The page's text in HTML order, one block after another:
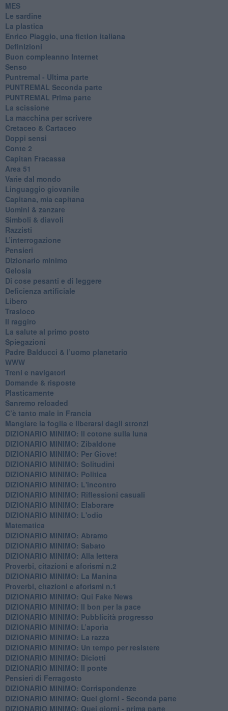
MES
Le sardine
La plastica
​Enrico Piaggio, una fiction italiana
Definizioni
​Buon compleanno Internet
Senso
Puntremal - Ultima parte
PUNTREMAL Seconda parte
​PUNTREMAL Prima parte
La scissione
La macchina per scrivere
Cretaceo & Cartaceo
Doppi sensi
​Conte 2
​Capitan Fracassa
​Area 51
Varie dal mondo
​Linguaggio giovanile
​Capitana, mia capitana
Uomini & zanzare
​Simboli & diavoli
Razzisti
​L’interrogazione
Pensieri
​Dizionario minimo
Gelosia
Di cose pesanti e di leggere
​Deficienza artificiale
Libero
Trasloco
Il raggiro
​La salute al primo posto
Spiegazioni
Padre Balducci & l’uomo planetario
WWW
​Treni e navigatori
​Domande & risposte
​Plasticamente
Sanremo reloaded
C’è tanto male in Francia
​Mangiare la foglia e liberarsi dagli stronzi
DIZIONARIO MINIMO: Il cotone sulla luna
DIZIONARIO MINIMO: Zibaldone
DIZIONARIO MINIMO: Per Giove!
DIZIONARIO MINIMO: Solitudini
DIZIONARIO MINIMO: Politica
DIZIONARIO MINIMO: L'incontro
DIZIONARIO MINIMO: Riflessioni casuali
DIZIONARIO MINIMO: Elaborare
DIZIONARIO MINIMO: L'odio
​Matematica
DIZIONARIO MINIMO: Abramo
DIZIONARIO MINIMO: Sabato
​DIZIONARIO MINIMO: Alla lettera
Proverbi, citazioni e aforismi n.2
DIZIONARIO MINIMO: La Manina
​Proverbi, citazioni e aforismi n.1
DIZIONARIO MINIMO: Qui Fake News
DIZIONARIO MINIMO: ​Il bon per la pace
DIZIONARIO MINIMO: Pubblicità progresso
DIZIONARIO MINIMO: L’aporìa
DIZIONARIO MINIMO: La razza
DIZIONARIO MINIMO: Un tempo per resistere
DIZIONARIO MINIMO: Diciotti
DIZIONARIO MINIMO: Il ponte
Pensieri di Ferragosto
DIZIONARIO MINIMO: Corrispondenze
DIZIONARIO MINIMO: Quei giorni - Seconda parte
DIZIONARIO MINIMO: Quei giorni - prima parte